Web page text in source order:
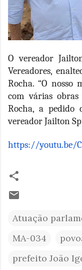
O vereador
Vereadores,
Rocha. “O nosso
com várias
Rocha, a pedido
vereador Jailton
https://youtu.be/
Atuação
MA-034
prefeito João